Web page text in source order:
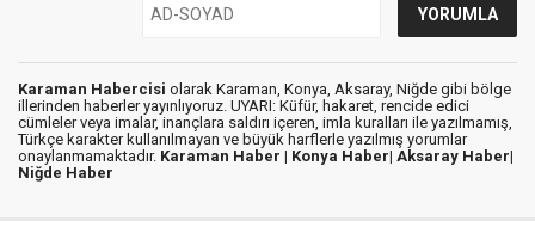
Karaman Habercisi olarak Karaman, Konya, Aksaray, Niğde gibi bölge
illerinden haberler yayınlıyoruz. UYARI: Küfür, hakaret, rencide edici
cümleler veya imalar, inançlara saldırı içeren, imla kuralları ile yazılmamış,
Türkçe karakter kullanılmayan ve büyük harflerle yazılmış yorumlar
onaylanmamaktadır. Karaman Haber | Konya Haber| Aksaray Haber|
Niğde Haber